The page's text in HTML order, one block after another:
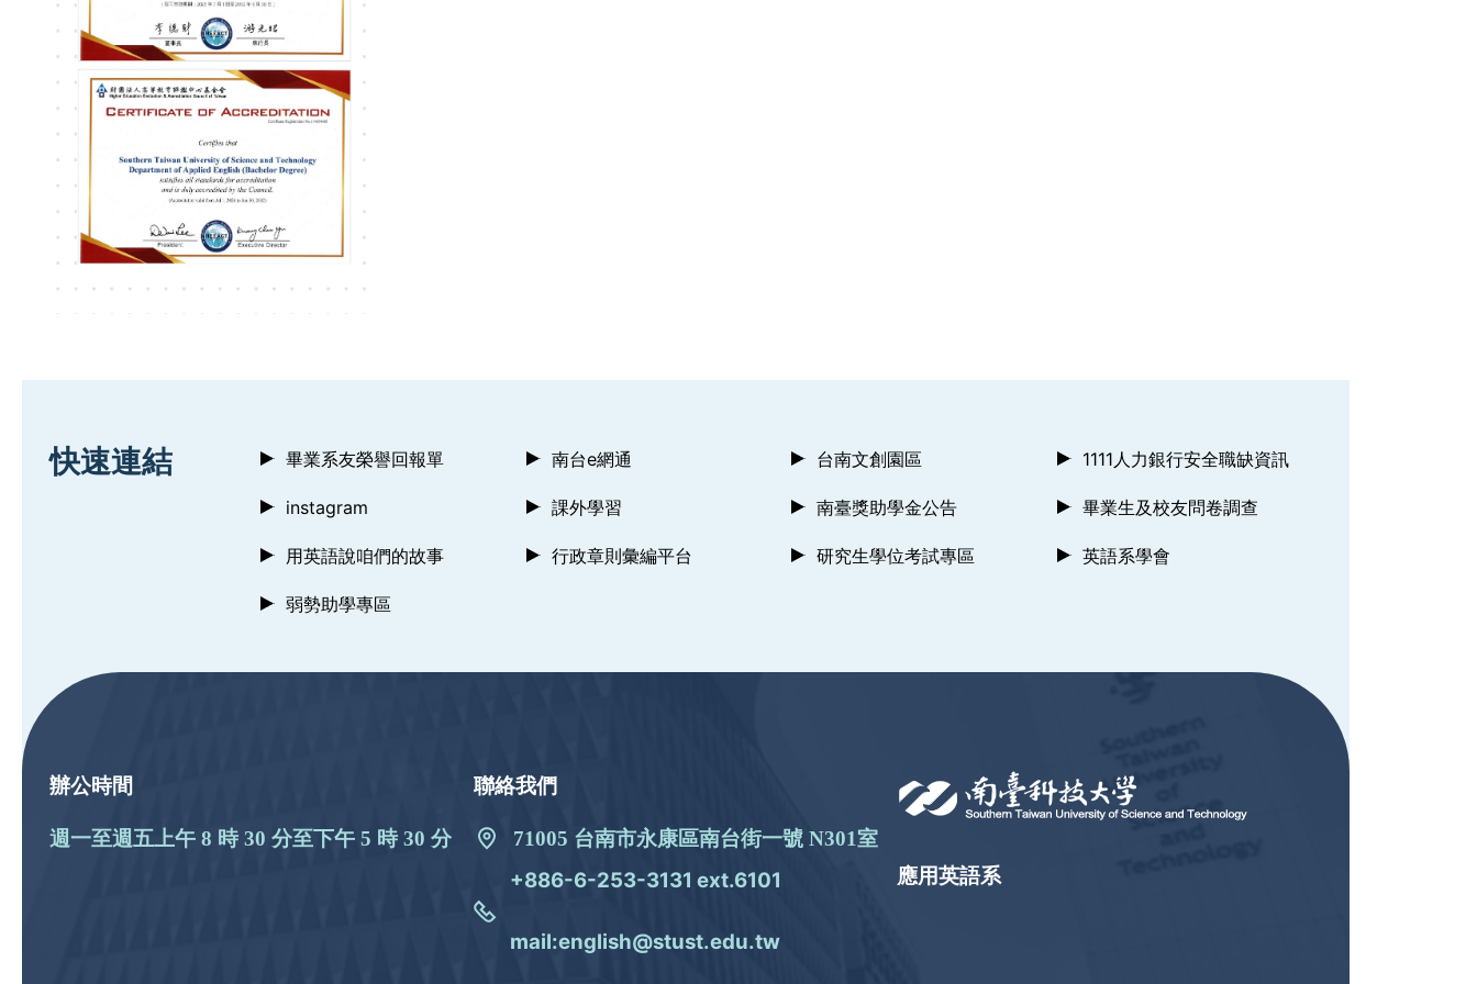
快速連結 畢業系友榮譽回報單 南台e網通 台南文創園區 1111人力銀行安全職缺資訊
instagram 課外學習 南臺獎助學金公告 畢業生及校友問卷調查
用英語說咱們的故事 行政章則彙編平台 研究生學位考試專區 英語系學會
弱勢助學專區
應用英語系
聯絡我們
71005 台南市永康區南台街一號 N301室
+886-6-253-3131 ext.6101
mail:english@stust.edu.tw
辦公時間
週一至週五上午 8 時 30 分至下午 5 時 30 分